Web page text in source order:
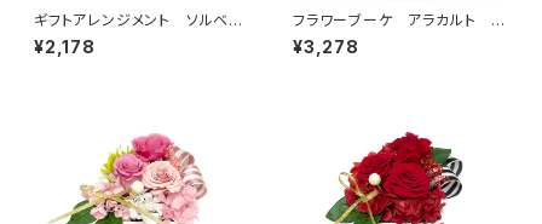
ギフトアレンジメント ソルベ
レッド HB35010
¥2,178
フラワーブーケ アラカルト レ
ッド B38710
¥3,278